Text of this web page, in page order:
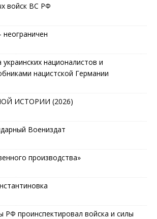
войск ВС РФ
неограничен
националистов и
нацистской Германии
ИСТОРИИ (2026)
Воениздат
производства»
РФ проинспектировал войска и силы